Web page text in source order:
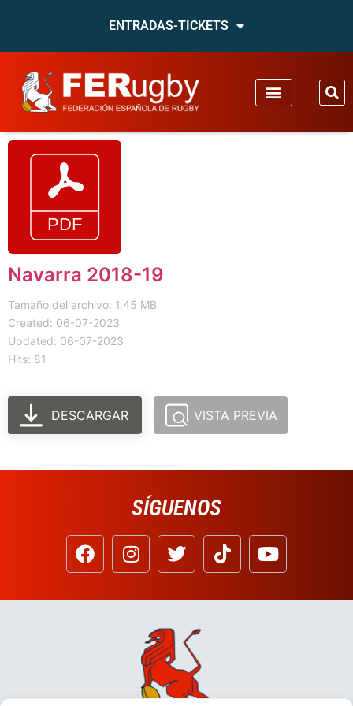
ENTRADAS-TICKETS
Navarra 2018-19
Tamaño del archivo: 1.45 MB
Created: 06-07-2023
Updated: 06-07-2023
Hits: 81
DESCARGAR VISTA PREVIA
SÍGUENOS